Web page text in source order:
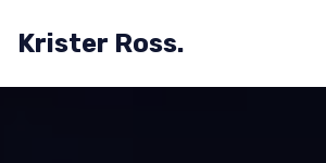
Krister Ross.